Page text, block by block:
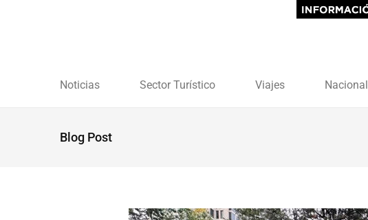
Noticias Sector Turístico Viajes Nacional
Blog Post